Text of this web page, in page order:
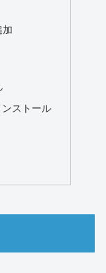
ストール